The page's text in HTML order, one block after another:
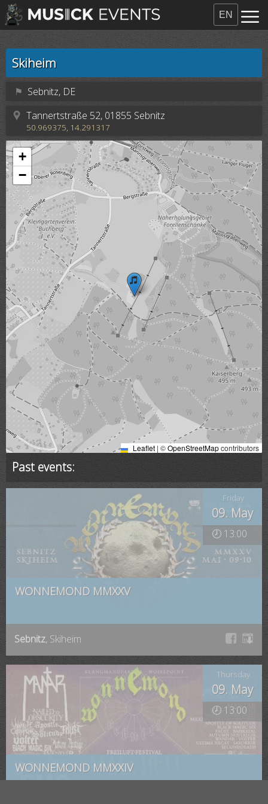
EN
Skiheim
⚑ Sebnitz, DE
Tannertstraße 52, 01855 Sebnitz
50.969375, 14.291317
+
−
Leaflet | ©OpenStreetMapcontributors
Past events:
Friday
09. May
🕗 13:00
WONNEMOND MMXXV
Sebnitz, Skiheim
Thursday
09. May
🕗 13:00
WONNEMOND MMXXIV